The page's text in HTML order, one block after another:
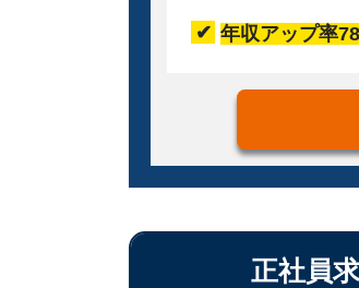
年収アップ率
正社員